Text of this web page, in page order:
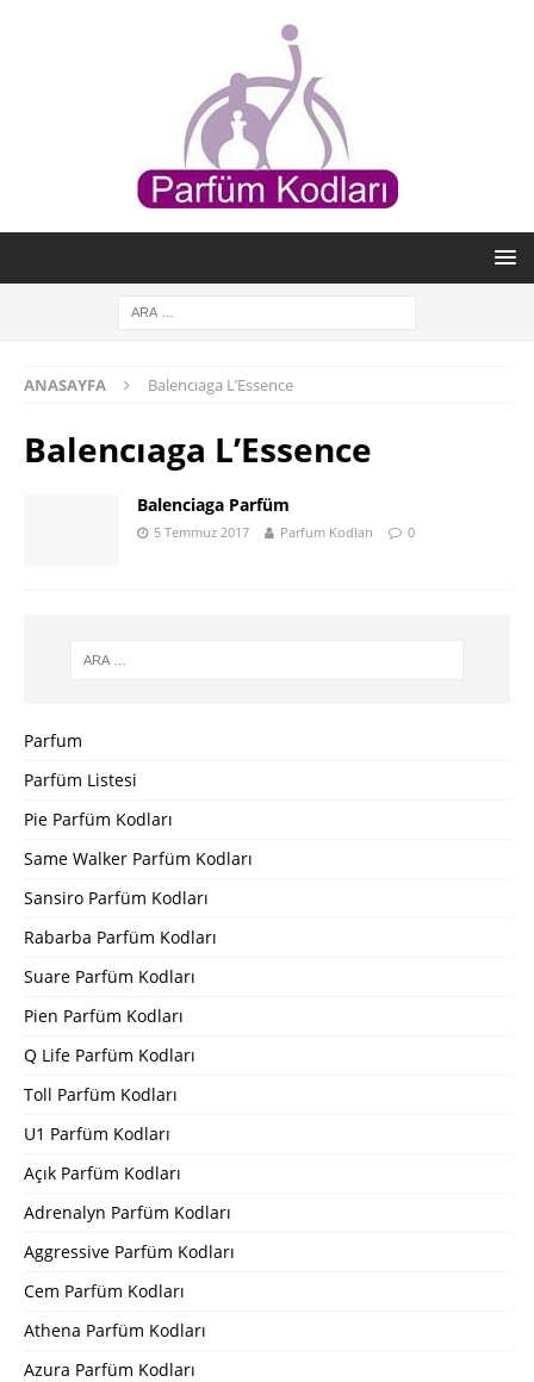
ANASAYFA Balencıaga L’Essence
Balencıaga L’Essence
Balenciaga Parfüm
5 Temmuz 2017 Parfum Kodları 0
Parfum
Parfüm Listesi
Pie Parfüm Kodları
Same Walker Parfüm Kodları
Sansiro Parfüm Kodları
Rabarba Parfüm Kodları
Suare Parfüm Kodları
Pien Parfüm Kodları
Q Life Parfüm Kodları
Toll Parfüm Kodları
U1 Parfüm Kodları
Açık Parfüm Kodları
Adrenalyn Parfüm Kodları
Aggressive Parfüm Kodları
Cem Parfüm Kodları
Athena Parfüm Kodları
Azura Parfüm Kodları